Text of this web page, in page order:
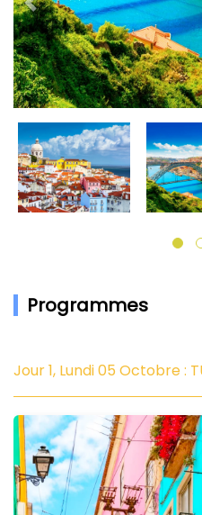
Previous
Programmes
Jour 1, Lundi 05 Octobre :